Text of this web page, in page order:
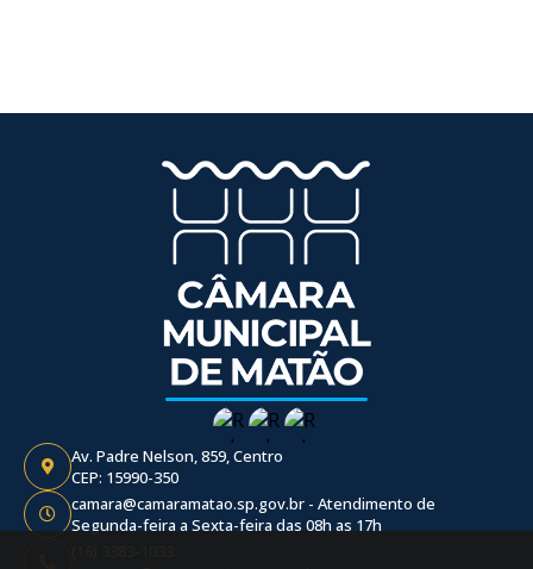
Av. Padre Nelson, 859, Centro
CEP: 15990-350
camara@camaramatao.sp.gov.br - Atendimento de
Segunda-feira a Sexta-feira das 08h as 17h